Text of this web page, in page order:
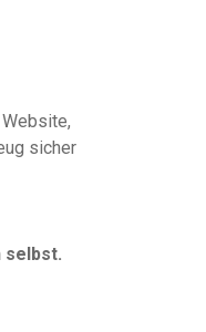
sicher
selbst.